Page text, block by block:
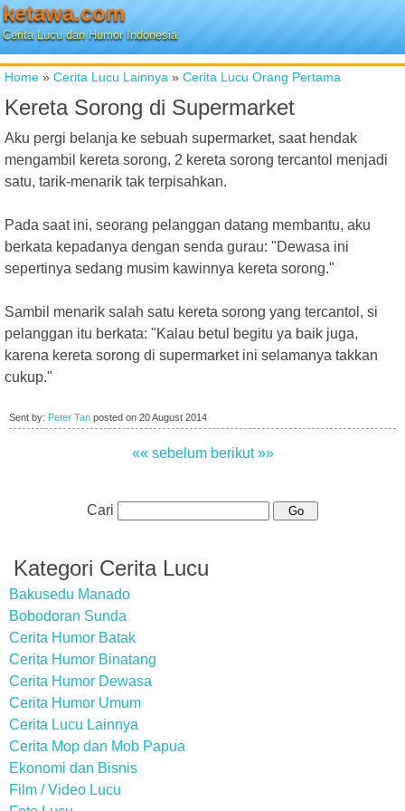
ketawa.com
Cerita Lucu dan Humor Indonesia
Home » Cerita Lucu Lainnya » Cerita Lucu Orang Pertama
Kereta Sorong di Supermarket
Aku pergi belanja ke sebuah supermarket, saat hendak
mengambil kereta sorong, 2 kereta sorong tercantol menjadi
satu, tarik-menarik tak terpisahkan.
Pada saat ini, seorang pelanggan datang membantu, aku
berkata kepadanya dengan senda gurau: "Dewasa ini
sepertinya sedang musim kawinnya kereta sorong."
Sambil menarik salah satu kereta sorong yang tercantol, si
pelanggan itu berkata: "Kalau betul begitu ya baik juga,
karena kereta sorong di supermarket ini selamanya takkan
cukup."
Sent by: Peter Tan posted on 20 August 2014
«« sebelum berikut »»
Cari
Kategori Cerita Lucu
Bakusedu Manado
Bobodoran Sunda
Cerita Humor Batak
Cerita Humor Binatang
Cerita Humor Dewasa
Cerita Humor Umum
Cerita Lucu Lainnya
Cerita Mop dan Mob Papua
Ekonomi dan Bisnis
Film / Video Lucu